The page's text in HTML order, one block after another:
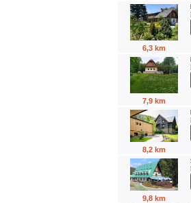
6,3 km
7,9 km
8,2 km
9,8 km